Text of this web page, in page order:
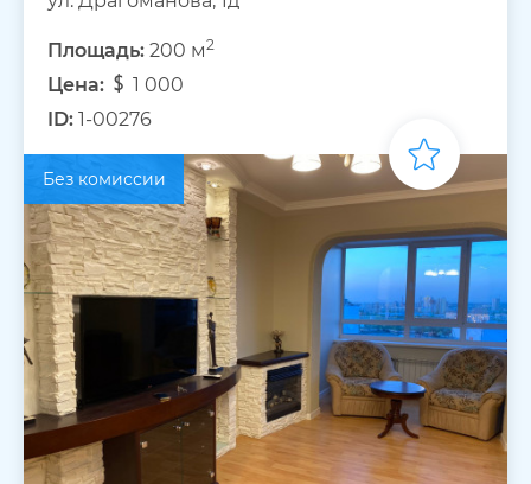
Площадь: 200 м2
Цена:
1 000
ID: 1-00276
Без комиссии